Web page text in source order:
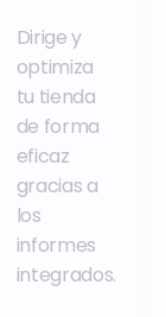
Dirige y
optimiza
tu tienda
de forma
eficaz
gracias a
los
informes
integrados.